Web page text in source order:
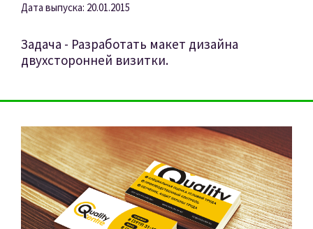
Дата выпуска: 20.01.2015
Задача - Разработать макет дизайна
двухсторонней визитки.